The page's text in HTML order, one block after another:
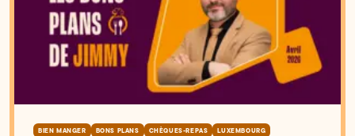
BIEN MANGER BONS PLANS CHÈQUES-REPAS
LUXEMBOURG